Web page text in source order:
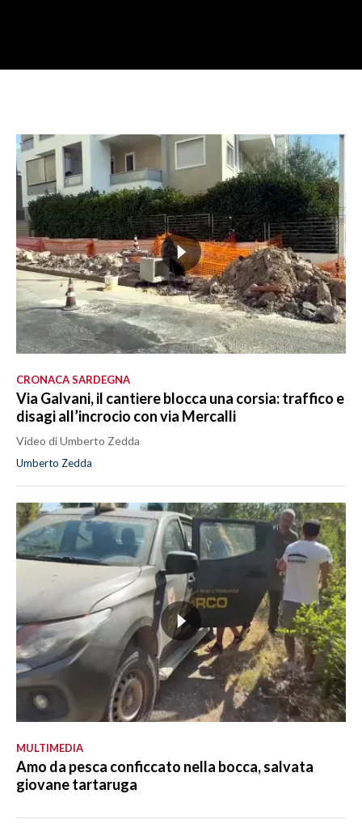
CRONACA SARDEGNA
Via Galvani, il cantiere blocca una corsia: traffico e
disagi all’incrocio con via Mercalli
Video di Umberto Zedda
Umberto Zedda
MULTIMEDIA
Amo da pesca conficcato nella bocca, salvata
giovane tartaruga